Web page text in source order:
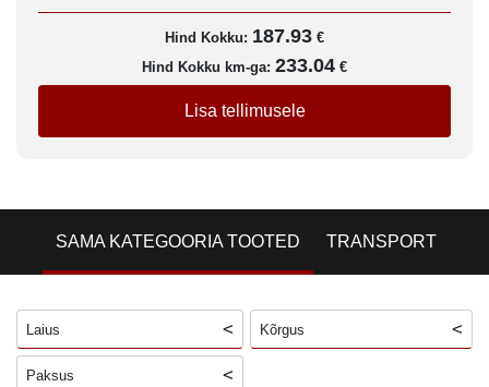
Hind Kokku: 187.93 €
Hind Kokku km-ga: 233.04 €
Lisa tellimusele
SAMA KATEGOORIA TOOTED TRANSPORT
Laius Kõrgus
Paksus